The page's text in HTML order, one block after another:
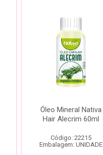
Óleo Mineral Nativa
Hair Alecrim 60ml
Código: 22215
Embalagem: UNIDADE